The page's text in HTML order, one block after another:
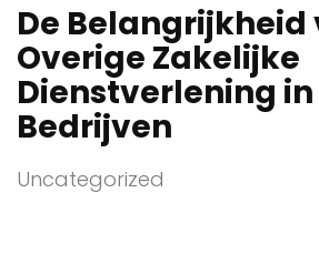
De Belangrijkheid
Overige Zakelijke
Dienstverlening
Bedrijven
Uncategorized